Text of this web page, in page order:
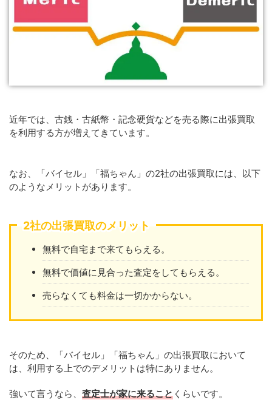
近年では、古銭・古紙幣・記念硬貨などを売る際に出張買取
を利用する方が増えてきています。
なお、「バイセル」「福ちゃん」の2社の出張買取には、以下
のようなメリットがあります。
2社の出張買取のメリット
無料で自宅まで来てもらえる。
無料で価値に見合った査定をしてもらえる。
売らなくても料金は一切かからない。
そのため、「バイセル」「福ちゃん」の出張買取において
は、利用する上でのデメリットは特にありません。
強いて言うなら、 査定士が家に来ること くらいです。